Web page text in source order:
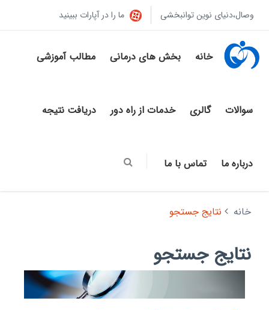
وصال،دنیای نوین توانبخشی ما را در آپارات ببینید
خانه بخش های درمانی مطالب آموزشی
سوالات گالری خدمات از راه دور دریافت نتیجه
درباره ما تماس با ما
خانه نتایج جستجو
نتایج جستجو